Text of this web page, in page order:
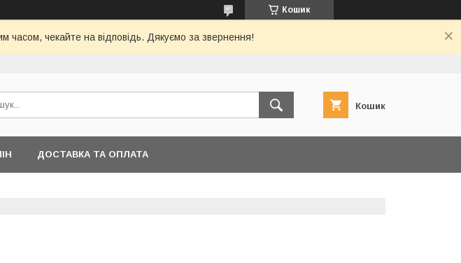
Кошик
часом, чекайте на відповідь. Дякуємо за звернення!
Кошик
ДОСТАВКА ТА ОПЛАТА